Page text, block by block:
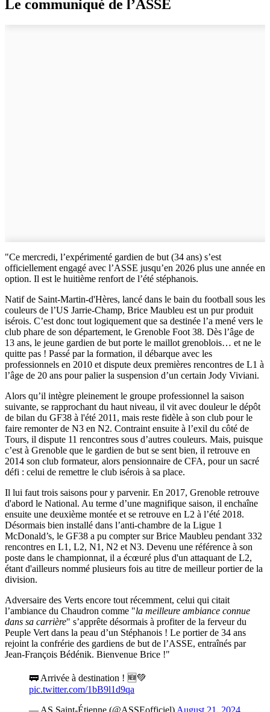
Le communiqué de l’ASSE
"Ce mercredi, l’expérimenté gardien de but (34 ans) s’est
officiellement engagé avec l’ASSE jusqu’en 2026 plus une année en
option. Il est le huitième renfort de l’été stéphanois.
Natif de Saint-Martin-d'Hères, lancé dans le bain du football sous les
couleurs de l’US Jarrie-Champ, Brice Maubleu est un pur produit
isérois. C’est donc tout logiquement que sa destinée l’a mené vers le
club phare de son département, le Grenoble Foot 38. Dès l’âge de
13 ans, le jeune gardien de but porte le maillot grenoblois… et ne le
quitte pas ! Passé par la formation, il débarque avec les
professionnels en 2010 et dispute deux premières rencontres de L1 à
l’âge de 20 ans pour palier la suspension d’un certain Jody Viviani.
Alors qu’il intègre pleinement le groupe professionnel la saison
suivante, se rapprochant du haut niveau, il vit avec douleur le dépôt
de bilan du GF38 à l'été 2011, mais reste fidèle à son club pour le
faire remonter de N3 en N2. Contraint ensuite à l’exil du côté de
Tours, il dispute 11 rencontres sous d’autres couleurs. Mais, puisque
c’est à Grenoble que le gardien de but se sent bien, il retrouve en
2014 son club formateur, alors pensionnaire de CFA, pour un sacré
défi : celui de remettre le club isérois à sa place.
Il lui faut trois saisons pour y parvenir. En 2017, Grenoble retrouve
d'abord le National. Au terme d’une magnifique saison, il enchaîne
ensuite une deuxième montée et se retrouve en L2 à l’été 2018.
Désormais bien installé dans l’anti-chambre de la Ligue 1
McDonald’s, le GF38 a pu compter sur Brice Maubleu pendant 332
rencontres en L1, L2, N1, N2 et N3. Devenu une référence à son
poste dans le championnat, il a écœuré plus d'un attaquant de L2,
étant d'ailleurs nommé plusieurs fois au titre de meilleur portier de la
division.
Adversaire des Verts encore tout récemment, celui qui citait
l’ambiance du Chaudron comme "la meilleure ambiance connue
dans sa carrière" s’apprête désormais à profiter de la ferveur du
Peuple Vert dans la peau d’un Stéphanois ! Le portier de 34 ans
rejoint la confrérie des gardiens de but de l’ASSE, entraînés par
Jean-François Bédénik. Bienvenue Brice !"
🚃 Arrivée à destination ! 🆕💚
pic.twitter.com/1bB9l1d9qa
— AS Saint-Étienne (@ASSEofficiel) August 21, 2024